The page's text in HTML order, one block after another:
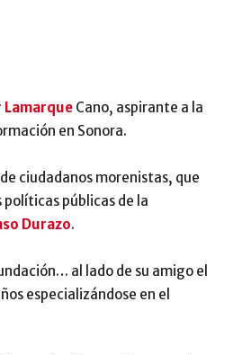
Lamarque Cano, aspirante a la
en Sonora.
ciudadanos morenistas, que
públicas de la
Durazo.
al lado de su amigo el
especializándose en el